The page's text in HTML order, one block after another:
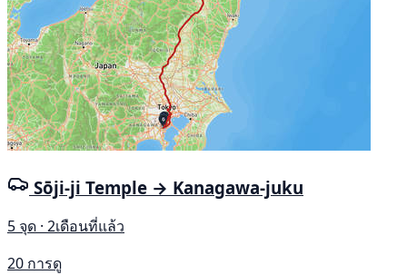
Sōji-ji Temple → Kanagawa-juku
5 จุด · 2เดือนที่แล้ว
20 การดู